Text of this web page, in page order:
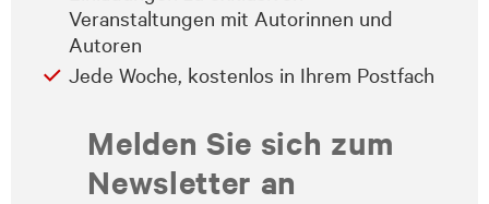
Veranstaltungen mit Autorinnen und
Autoren
Jede Woche, kostenlos in Ihrem Postfach
Melden Sie sich zum
Newsletter an